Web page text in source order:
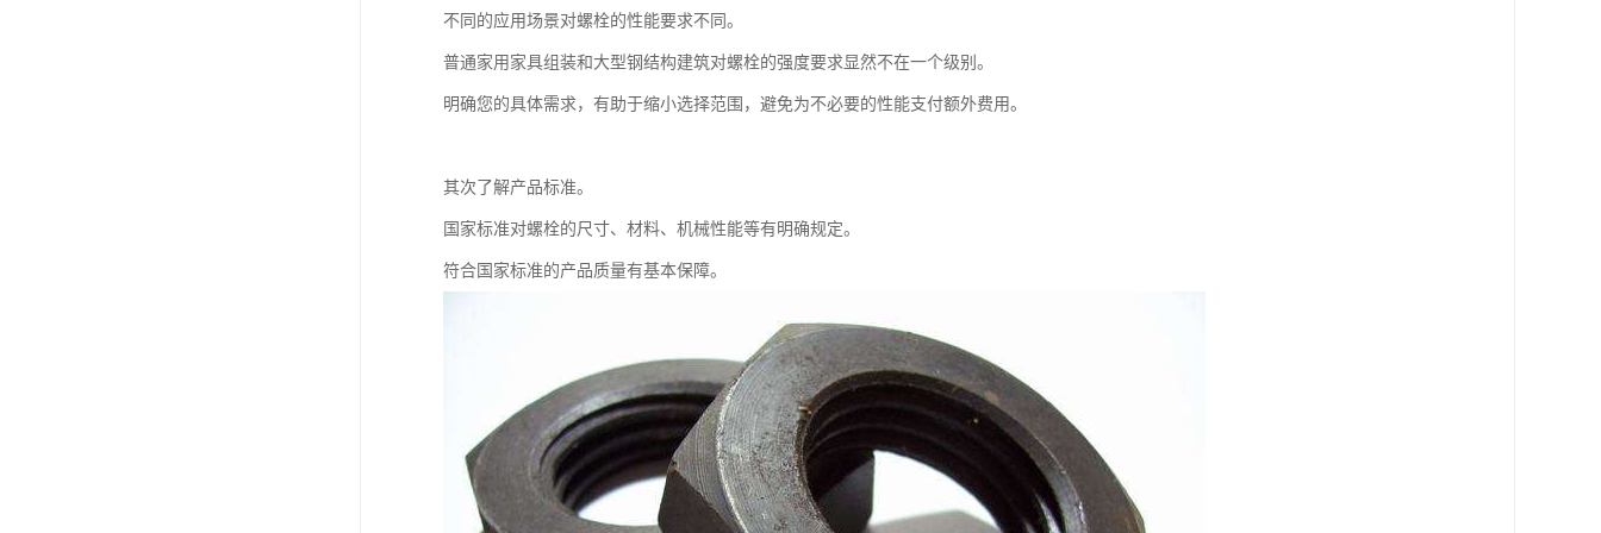
不同的应用场景对螺栓的性能要求不同。
普通家用家具组装和大型钢结构建筑对螺栓的强度要求显然不在一个级别。
明确您的具体需求，有助于缩小选择范围，避免为不必要的性能支付额外费用。
其次了解产品标准。
国家标准对螺栓的尺寸、材料、机械性能等有明确规定。
符合国家标准的产品质量有基本保障。